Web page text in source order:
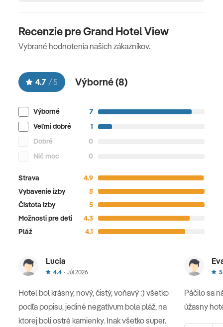
Recenzie pre Grand Hotel View
Vybrané hodnotenia našich zákazníkov.
4.7 /5 Výborné (8)
Výborné
7
Veľmi dobré
1
Dobré
0
Nič moc
0
Strava
4.9
Vybavenie izby
5
Čistota izby
5
Možnosti pre deti
4.3
Pláž
4.1
Lucia
4.4 Júl 2026
Hotel bol krásny, nový, čistý, voňavý :) všetko
podľa popisu, jediné negatívum bola pláž, na
ktorej boli ostré kamienky. Inak všetko super.
5
Páčilo sa
úžasny